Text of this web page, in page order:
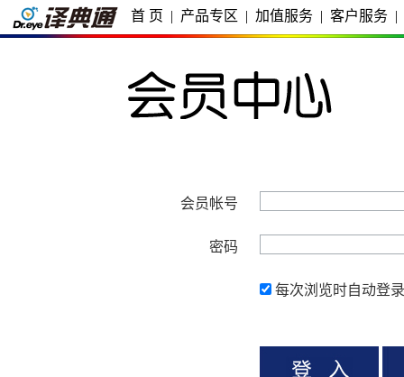
首 页 | 产品专区 | 加值服务 | 客户服务 |
会员帐号
密码
每次浏览时自动登录